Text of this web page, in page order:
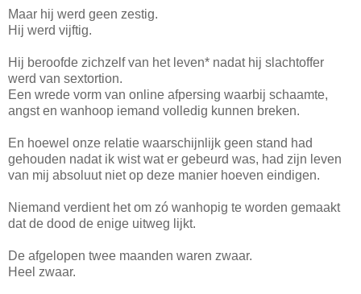
Maar hij werd geen zestig.
Hij werd vijftig.
Hij beroofde zichzelf van het leven* nadat hij slachtoffer
werd van sextortion.
Een wrede vorm van online afpersing waarbij schaamte,
angst en wanhoop iemand volledig kunnen breken.
En hoewel onze relatie waarschijnlijk geen stand had
gehouden nadat ik wist wat er gebeurd was, had zijn leven
van mij absoluut niet op deze manier hoeven eindigen.
Niemand verdient het om zó wanhopig te worden gemaakt
dat de dood de enige uitweg lijkt.
De afgelopen twee maanden waren zwaar.
Heel zwaar.